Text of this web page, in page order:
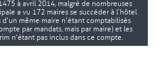
à avril 2014, malgré de nombreuses
a vu 172 maires se succéder à l’hôtel
d'un même maire n'étant comptabilisés
par mandats, mais par maire) et les
n'étant pas inclus dans ce compte.